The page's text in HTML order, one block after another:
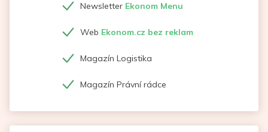
Newsletter Ekonom Menu
Web Ekonom.cz bez reklam
Magazín Logistika
Magazín Právní rádce